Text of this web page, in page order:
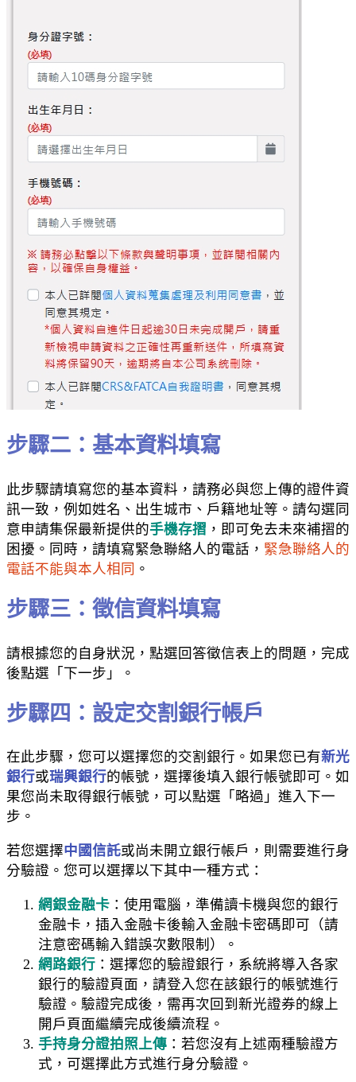
步驟二：基本資料填寫
此步驟請填寫您的基本資料，請務必與您上傳的證件資
訊一致，例如姓名、出生城市、戶籍地址等。請勾選同
意申請集保最新提供的手機存摺 ，即可免去未來補摺的
困擾。同時，請填寫緊急聯絡人的電話， 緊急聯絡人的
電話不能與本人相同 。
步驟三：徵信資料填寫
請根據您的自身狀況，點選回答徵信表上的問題，完成
後點選「下一步」。
步驟四：設定交割銀行帳戶
在此步驟，您可以選擇您的交割銀行。如果您已有新光
銀行或瑞興銀行的帳號，選擇後填入銀行帳號即可。如
果您尚未取得銀行帳號，可以點選「略過」進入下一
步。
若您選擇中國信託或尚未開立銀行帳戶，則需要進行身
分驗證。您可以選擇以下其中一種方式：
網銀金融卡 ：使用電腦，準備讀卡機與您的銀行
金融卡，插入金融卡後輸入金融卡密碼即可（請
注意密碼輸入錯誤次數限制）。
網路銀行 ：選擇您的驗證銀行，系統將導入各家
銀行的驗證頁面，請登入您在該銀行的帳號進行
驗證。驗證完成後，需再次回到新光證券的線上
開戶頁面繼續完成後續流程。
手持身分證拍照上傳 ：若您沒有上述兩種驗證方
式，可選擇此方式進行身分驗證。